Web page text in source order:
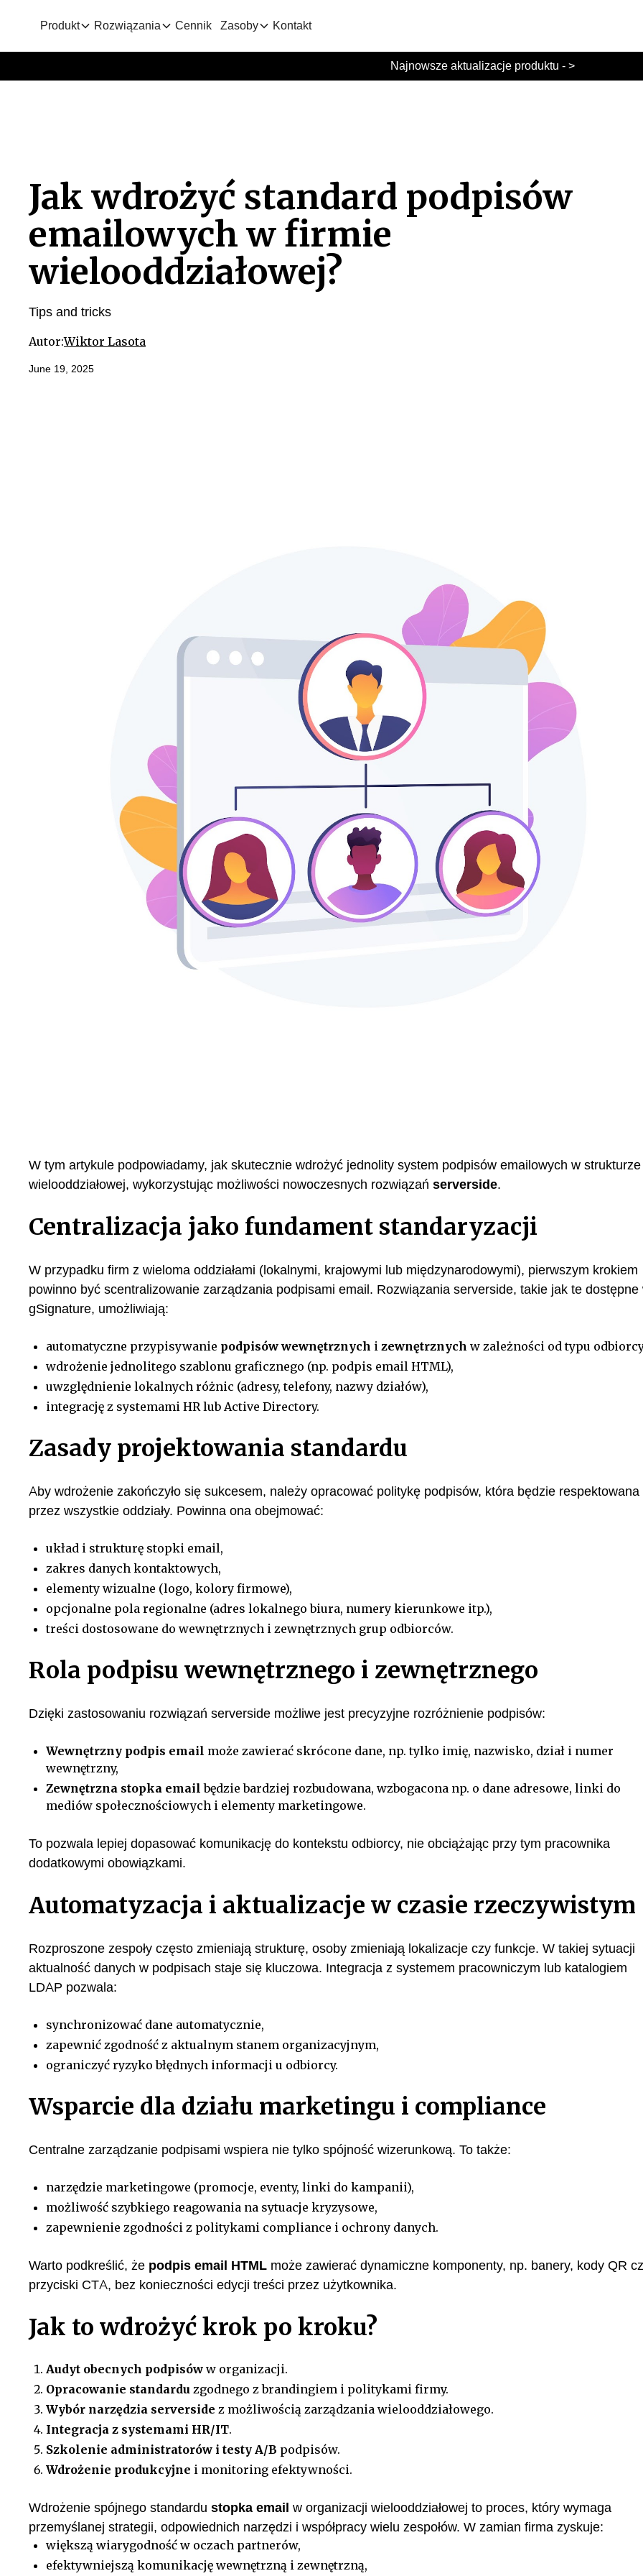
Produkt Rozwiązania Cennik Zasoby Kontakt
Najnowsze aktualizacje produktu - >
Jak wdrożyć standard podpisów
emailowych w firmie
wielooddziałowej?
Tips and tricks
Autor:Wiktor Lasota
June 19, 2025
W tym artykule podpowiadamy, jak skutecznie wdrożyć jednolity system podpisów emailowych w strukturze
wielooddziałowej, wykorzystując możliwości nowoczesnych rozwiązań serverside.
Centralizacja jako fundament standaryzacji
W przypadku firm z wieloma oddziałami (lokalnymi, krajowymi lub międzynarodowymi), pierwszym krokiem
powinno być scentralizowanie zarządzania podpisami email. Rozwiązania serverside, takie jak te dostępne
gSignature, umożliwiają:
automatyczne przypisywanie podpisów wewnętrznych i zewnętrznych w zależności od typu
wdrożenie jednolitego szablonu graficznego (np. podpis email HTML),
uwzględnienie lokalnych różnic (adresy, telefony, nazwy działów),
integrację z systemami HR lub Active Directory.
Zasady projektowania standardu
Aby wdrożenie zakończyło się sukcesem, należy opracować politykę podpisów, która będzie respektowana
przez wszystkie oddziały. Powinna ona obejmować:
układ i strukturę stopki email,
zakres danych kontaktowych,
elementy wizualne (logo, kolory firmowe),
opcjonalne pola regionalne (adres lokalnego biura, numery kierunkowe itp.),
treści dostosowane do wewnętrznych i zewnętrznych grup odbiorców.
Rola podpisu wewnętrznego i zewnętrznego
Dzięki zastosowaniu rozwiązań serverside możliwe jest precyzyjne rozróżnienie podpisów:
Wewnętrzny podpis email może zawierać skrócone dane, np. tylko imię, nazwisko, dział i numer
wewnętrzny,
Zewnętrzna stopka email będzie bardziej rozbudowana, wzbogacona np. o dane adresowe, linki do
mediów społecznościowych i elementy marketingowe.
To pozwala lepiej dopasować komunikację do kontekstu odbiorcy, nie obciążając przy tym pracownika
dodatkowymi obowiązkami.
Automatyzacja i aktualizacje w czasie rzeczywistym
Rozproszone zespoły często zmieniają strukturę, osoby zmieniają lokalizacje czy funkcje. W takiej sytuacji
aktualność danych w podpisach staje się kluczowa. Integracja z systemem pracowniczym lub katalogiem
LDAP pozwala:
synchronizować dane automatycznie,
zapewnić zgodność z aktualnym stanem organizacyjnym,
ograniczyć ryzyko błędnych informacji u odbiorcy.
Wsparcie dla działu marketingu i compliance
Centralne zarządzanie podpisami wspiera nie tylko spójność wizerunkową. To także:
narzędzie marketingowe (promocje, eventy, linki do kampanii),
możliwość szybkiego reagowania na sytuacje kryzysowe,
zapewnienie zgodności z politykami compliance i ochrony danych.
Warto podkreślić, że podpis email HTML może zawierać dynamiczne komponenty, np. banery, kody QR
przyciski CTA, bez konieczności edycji treści przez użytkownika.
Jak to wdrożyć krok po kroku?
Audyt obecnych podpisów w organizacji.
Opracowanie standardu zgodnego z brandingiem i politykami firmy.
Wybór narzędzia serverside z możliwością zarządzania wielooddziałowego.
Integracja z systemami HR/IT.
Szkolenie administratorów i testy A/B podpisów.
Wdrożenie produkcyjne i monitoring efektywności.
Wdrożenie spójnego standardu stopka email w organizacji wielooddziałowej to proces, który wymaga
przemyślanej strategii, odpowiednich narzędzi i współpracy wielu zespołów. W zamian firma zyskuje:
większą wiarygodność w oczach partnerów,
efektywniejszą komunikację wewnętrzną i zewnętrzną,